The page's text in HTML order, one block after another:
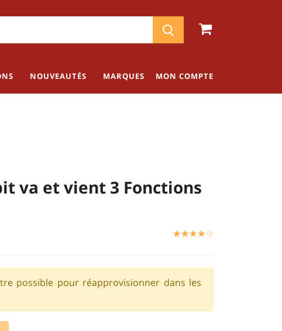
NOUVEAUTÉS MARQUES MON COMPTE
va et vient 3 Fonctions
☆☆☆☆☆
★★★★★
possible pour réapprovisionner dans les